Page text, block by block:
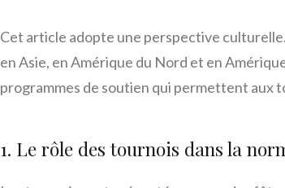
Cet article adopte une perspective
en Asie, en Amérique du Nord et en
programmes de soutien qui permettent
1. Le rôle des tournois dans la